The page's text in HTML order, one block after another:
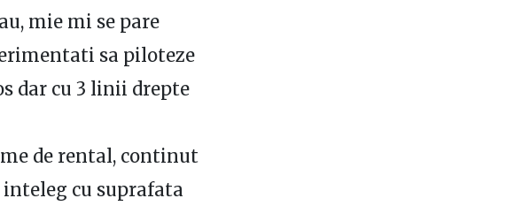
mie mi se pare
sa piloteze
dar cu 3 linii drepte
de rental, continut
inteleg cu suprafata